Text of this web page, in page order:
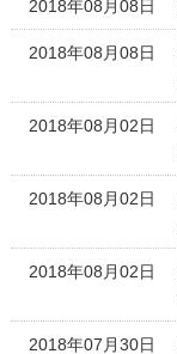
2018年08月08日
2018年08月08日
2018年08月02日
2018年08月02日
2018年08月02日
2018年07月30日